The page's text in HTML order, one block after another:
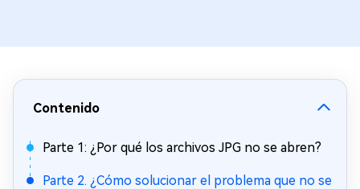
Contenido
Parte 1: ¿Por qué los archivos JPG no se abren?
Parte 2. ¿Cómo solucionar el problema que no se